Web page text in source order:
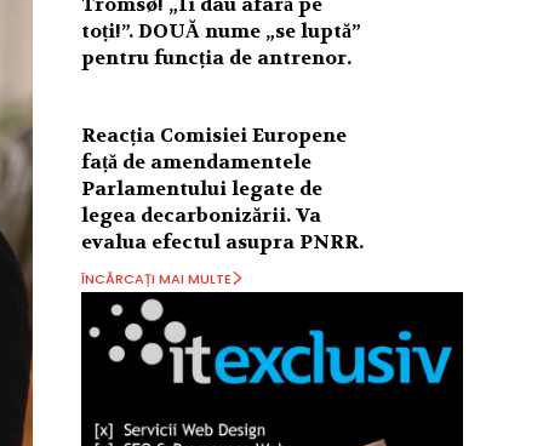
toți!”. DOUĂ nume „se luptă”
pentru funcția de antrenor.
Reacția Comisiei Europene
față de amendamentele
Parlamentului legate de
legea decarbonizării. Va
evalua efectul asupra PNRR.
ÎNCĂRCAȚI MAI MULTE